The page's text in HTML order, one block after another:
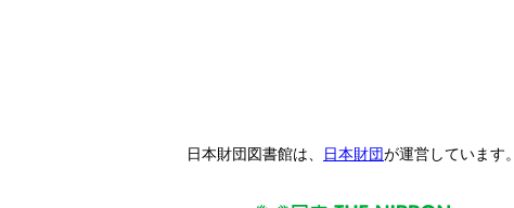
日本財団図書館は、 日本財団が運営しています。